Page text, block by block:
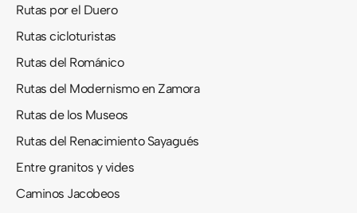
Rutas por el Duero
Rutas cicloturistas
Rutas del Románico
Rutas del Modernismo en Zamora
Rutas de los Museos
Rutas del Renacimiento Sayagués
Entre granitos y vides
Caminos Jacobeos